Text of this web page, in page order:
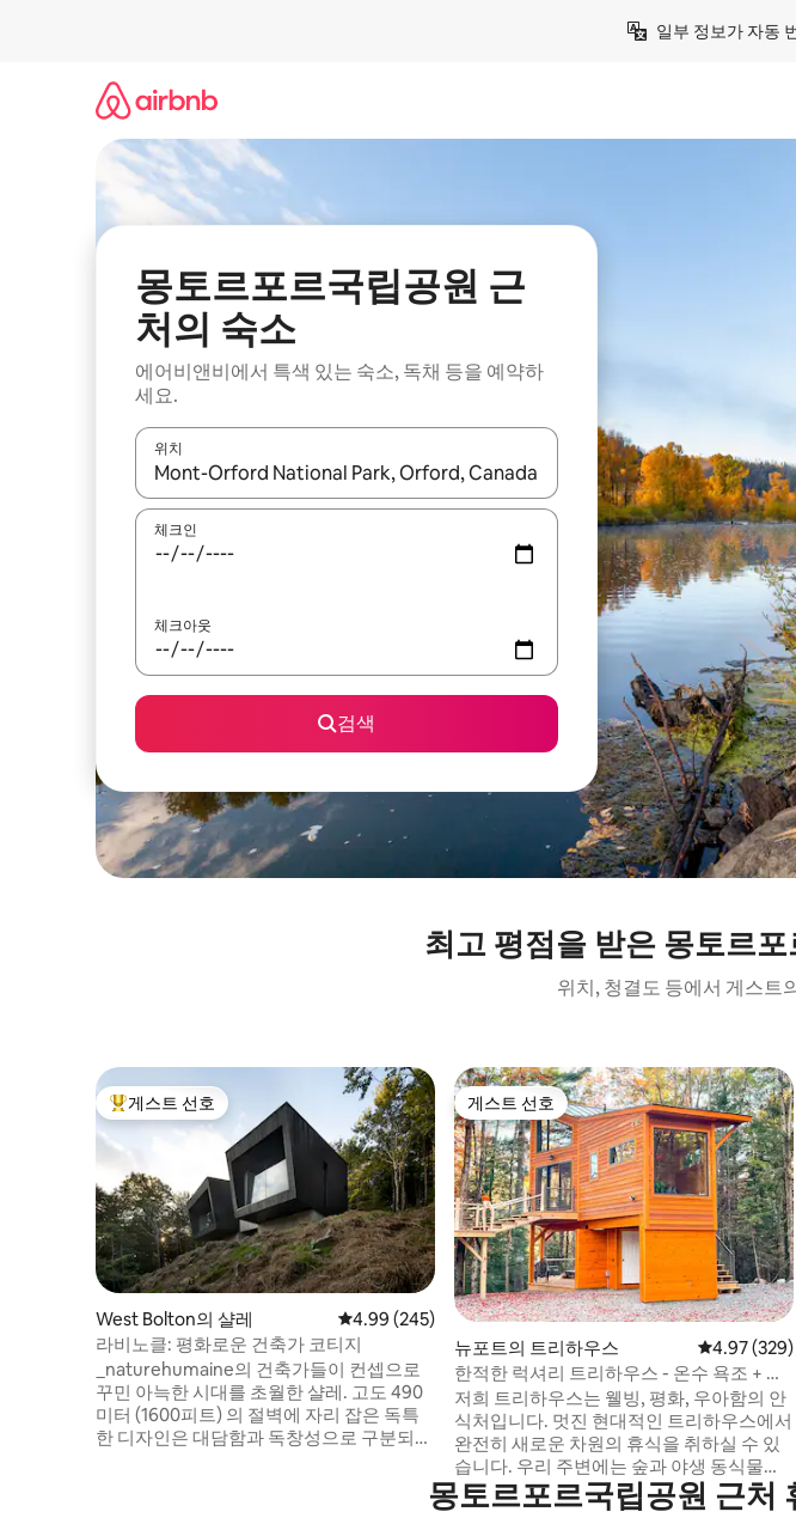
일부 정보가 자동
몽토르포르국립공원 근
처의 숙소
에어비앤비에서 특색 있는 숙소, 독채 등을 예약하
세요.
위치
결과가 나오면 위·아래 화살표 키를 사용하거나 터치 또는 스와이프 동작으로 탐색하세
체크인
체크아웃
검색
최고 평점을 받은 몽토르
위치, 청결도 등에서 게스트
상위 게스트 선호
게스트 선호
West Bolton의 샬레 평점 4.99점(5점 만점), 후기 245개
4.99 (245)
라비노클: 평화로운 건축가 코티지
_naturehumaine의 건축가들이 컨셉으로
꾸민 아늑한 시대를 초월한 샬레. 고도 490
미터 (1600피트) 의 절벽에 자리 잡은 독특
한 디자인은 대담함과 독창성으로 구분되며
게스트 선호
게스트 선호
뉴포트의 트리하우스 평점 4.97점
4.97 (329)
한적한 럭셔리 트리하우스 - 온수 욕조 + 프
로젝터
저희 트리하우스는 웰빙, 평화, 우아함의 안
식처입니다. 멋진 현대적인 트리하우스에서
완전히 새로운 차원의 휴식을 취하실 수 있
습니다. 우리 주변에는 숲과 야생 동식물만
있습니다. 놓치지 말아야 할 경험입니다. 프
로젝터에 좋아하는 영화를 꽂고, 아늑한 일
몽토르포르국립공원 근처